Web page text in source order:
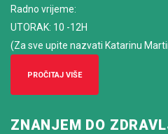
Radno vrijeme:
UTORAK: 10 -12H
(Za sve upite nazvati Katarinu
PROČITAJ VIŠE
ZNANJEM DO